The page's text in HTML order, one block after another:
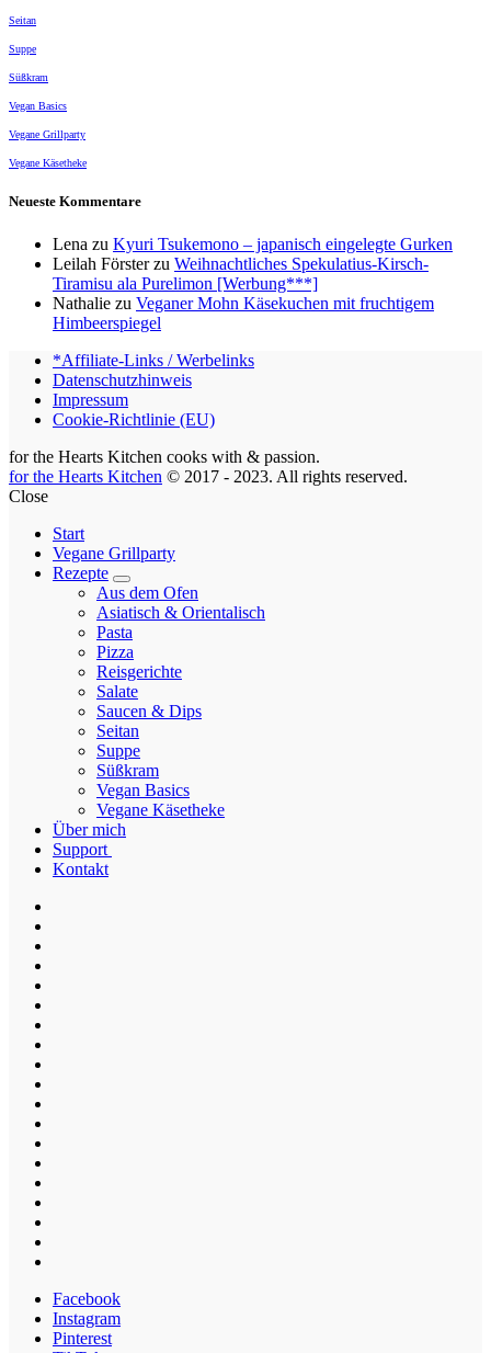
Seitan
Suppe
Süßkram
Vegan Basics
Vegane Grillparty
Vegane Käsetheke
Neueste Kommentare
Lena zu Kyuri Tsukemono – japanisch eingelegte Gurken
Leilah Försterzu Weihnachtliches Spekulatius-Kirsch-
Tiramisu ala Purelimon [Werbung***]
Nathalie zu Veganer Mohn Käsekuchen mit fruchtigem
Himbeerspiegel
*Affiliate-Links / Werbelinks
Datenschutzhinweis
Impressum
Cookie-Richtlinie (EU)
for the Hearts Kitchen cooks with & passion.
for the Hearts Kitchen © 2017 - 2023. All rights reserved.
Close
Start
Vegane Grillparty
Rezepte
expand
child
menu
Aus dem Ofen
Asiatisch & Orientalisch
Pasta
Pizza
Reisgerichte
Salate
Saucen & Dips
Seitan
Suppe
Süßkram
Vegan Basics
Vegane Käsetheke
Über mich
Support
Kontakt
Facebook
Instagram
Pinterest